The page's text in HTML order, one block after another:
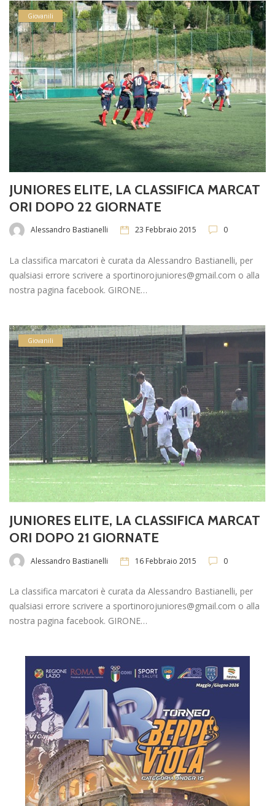
Giovanili
JUNIORES ELITE, LA CLASSIFICA MARCAT
ORI DOPO 22 GIORNATE
Alessandro Bastianelli 23 Febbraio 2015 0
La classifica marcatori è curata da Alessandro Bastianelli, per
qualsiasi errore scrivere a sportinorojuniores@gmail.com o alla
nostra pagina facebook. GIRONE…
Giovanili
JUNIORES ELITE, LA CLASSIFICA MARCAT
ORI DOPO 21 GIORNATE
Alessandro Bastianelli 16 Febbraio 2015 0
La classifica marcatori è curata da Alessandro Bastianelli, per
qualsiasi errore scrivere a sportinorojuniores@gmail.com o alla
nostra pagina facebook. GIRONE…